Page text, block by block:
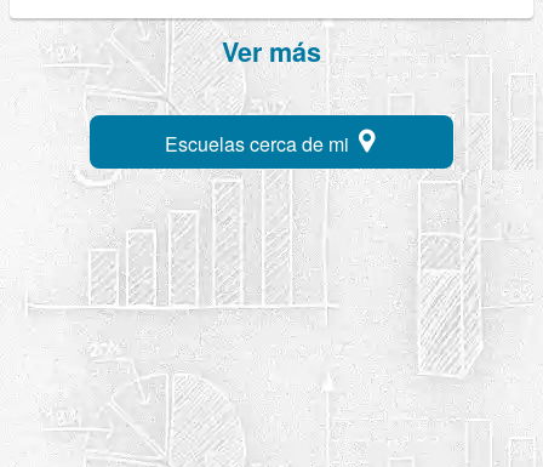
Ver más
Escuelas cerca de mi